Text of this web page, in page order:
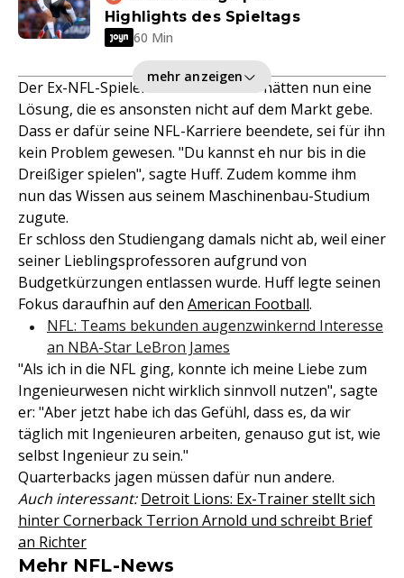
Highlights des Spieltags
60 Min
mehr anzeigen
Der Ex-NFL-Spieler und sein Bruder hätten nun eine
Lösung, die es ansonsten nicht auf dem Markt gebe.
Dass er dafür seine NFL-Karriere beendete, sei für ihn
kein Problem gewesen. "Du kannst eh nur bis in die
Dreißiger spielen", sagte Huff. Zudem komme ihm
nun das Wissen aus seinem Maschinenbau-Studium
zugute.
Er schloss den Studiengang damals nicht ab, weil einer
seiner Lieblingsprofessoren aufgrund von
Budgetkürzungen entlassen wurde. Huff legte seinen
Fokus daraufhin auf den American Football.
NFL: Teams bekunden augenzwinkernd Interesse
an NBA-Star LeBron James
"Als ich in die NFL ging, konnte ich meine Liebe zum
Ingenieurwesen nicht wirklich sinnvoll nutzen", sagte
er: "Aber jetzt habe ich das Gefühl, dass es, da wir
täglich mit Ingenieuren arbeiten, genauso gut ist, wie
selbst Ingenieur zu sein."
Quarterbacks jagen müssen dafür nun andere.
Auch interessant: Detroit Lions: Ex-Trainer stellt sich
hinter Cornerback Terrion Arnold und schreibt Brief
an Richter
Mehr NFL-News